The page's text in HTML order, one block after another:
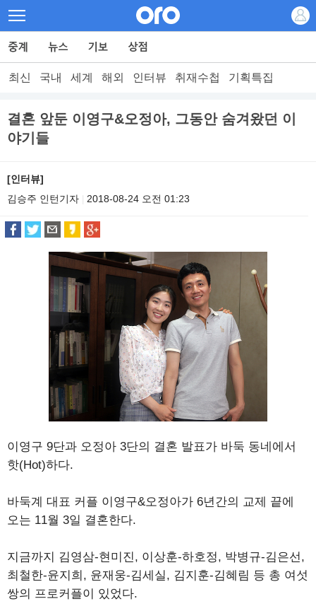
최신 국내 세계 해외 인터뷰 취재수첩 기획특집
결혼 앞둔 이영구&오정아, 그동안 숨겨왔던 이
야기들
[인터뷰]
김승주 인턴기자
2018-08-24 오전 01:23
이영구 9단과 오정아 3단의 결혼 발표가 바둑 동네에서
핫(Hot)하다.
바둑계 대표 커플 이영구&오정아가 6년간의 교제 끝에
오는 11월 3일 결혼한다.
지금까지 김영삼-현미진, 이상훈-하호정, 박병규-김은선,
최철한-윤지희, 윤재웅-김세실, 김지훈-김혜림 등 총 여섯
쌍의 프로커플이 있었다.